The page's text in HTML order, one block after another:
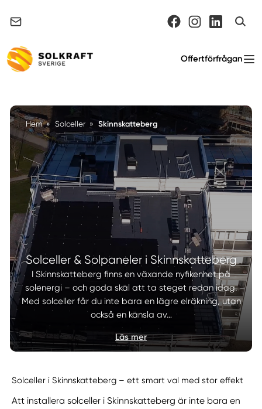
Offertförfrågan
Hem » Solceller » Skinnskatteberg
Solceller & Solpaneler i Skinnskatteberg
I Skinnskatteberg finns en växande nyfikenhet på
solenergi – och goda skäl att ta steget redan idag.
Med solceller får du inte bara en lägre elräkning, utan
också en känsla av…
Läs mer
Solceller i Skinnskatteberg – ett smart val med stor effekt
Att installera solceller i Skinnskatteberg är inte bara en